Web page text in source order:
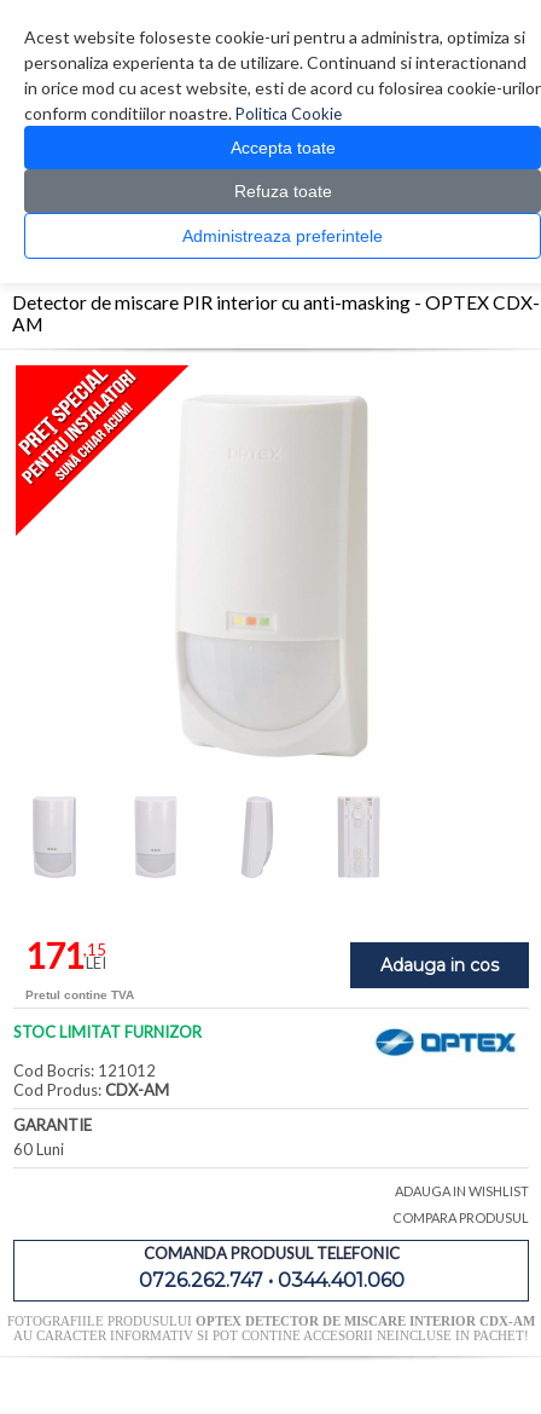
Acest website foloseste cookie-uri pentru a administra, optimiza si
personaliza experienta ta de utilizare. Continuand si interactionand
in orice mod cu acest website, esti de acord cu folosirea cookie-urilor
conform conditiilor noastre.Politica Cookie
Accepta toate
Refuza toate
Administreaza preferintele
0 produs(e)
CATALOG PRODUSE
Efractie - Alarma > Detectori interior > Detector de miscare PIR
Detector de miscare PIR interior cu anti-masking - OPTEX CDX-
AM
Adauga in cos
171,15
LEI
Pretul contine TVA
STOC LIMITAT FURNIZOR
Cod Bocris: 121012
Cod Produs:CDX-AM
GARANTIE
60 Luni
ADAUGA IN WISHLIST
COMPARA PRODUSUL
COMANDA PRODUSUL TELEFONIC
0726.262.747 • 0344.401.060
FOTOGRAFIILE PRODUSULUI OPTEX DETECTOR DE MISCARE INTERIOR CDX-AM
AU CARACTER INFORMATIV SI POT CONTINE ACCESORII NEINCLUSE IN PACHET!